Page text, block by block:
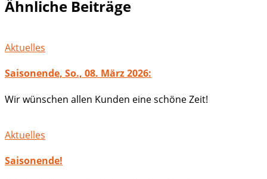
Ähnliche Beiträge
Aktuelles
Saisonende, So., 08. März 2026:
Wir wünschen allen Kunden eine schöne Zeit!
Aktuelles
Saisonende!